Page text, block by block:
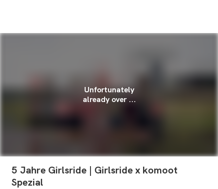
Unfortunately
already over ...
5 Jahre Girlsride | Girlsride x komoot
Spezial